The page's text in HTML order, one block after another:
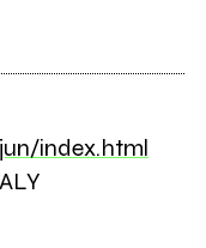
index.html